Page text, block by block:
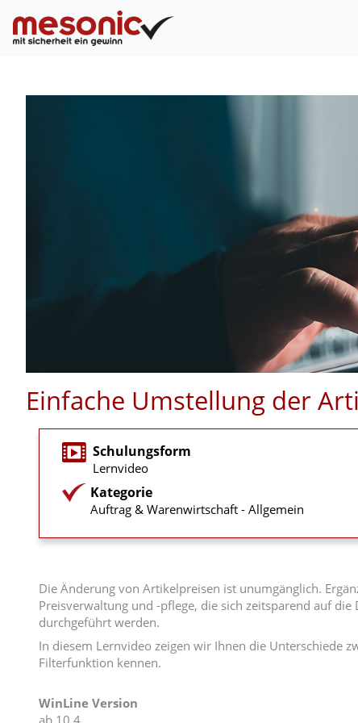
Einfache Umstellung der
Schulungsform
Lernvideo
Kategorie
Auftrag & Warenwirtschaft - Allgemein
Die Änderung von Artikelpreisen ist unumgänglich.
Preisverwaltung und -pflege, die sich zeitsparend auf
durchgeführt werden.
In diesem Lernvideo zeigen wir Ihnen die Unterschiede
Filterfunktion kennen.
WinLine Version
ab 10.4